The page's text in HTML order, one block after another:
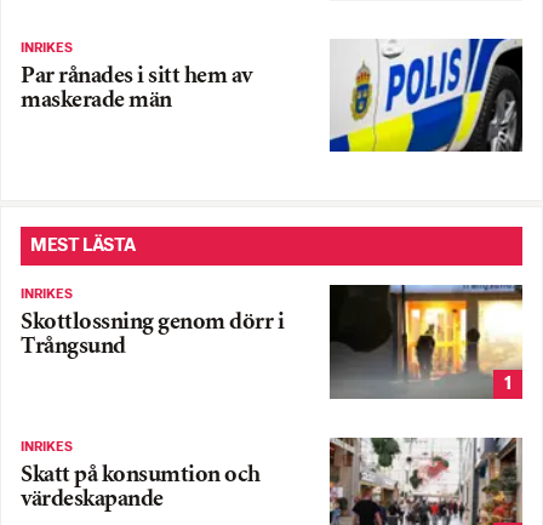
INRIKES
Par rånades i sitt hem av
maskerade män
MEST LÄSTA
INRIKES
Skottlossning genom dörr i
Trångsund
1
INRIKES
Skatt på konsumtion och
värdeskapande